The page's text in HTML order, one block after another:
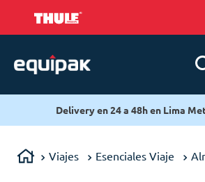
Delivery en 24 a 48h en Lima
Viajes Esenciales Viaje